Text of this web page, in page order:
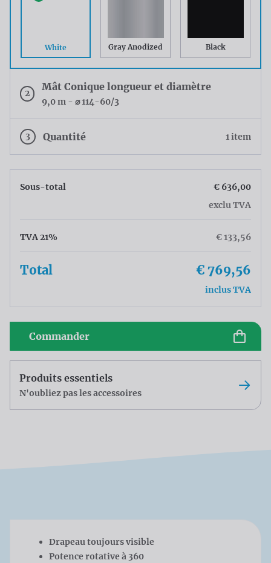
White Gray Anodized Black
2
Mât Conique longueur et diamètre
9,0 m - ⌀ 114-60/3
3 Quantité 1 item
Sous-total
€ 636,00
exclu TVA
TVA 21% € 133,56
Total € 769,56
inclus TVA
Commander
Produits essentiels
N'oubliez pas les accessoires
Drapeau toujours visible
Potence rotative à 360